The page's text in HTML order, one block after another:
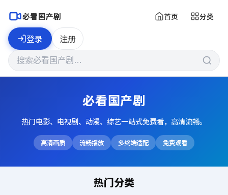
必看国产剧 首页 分类
登录 注册
必看国产剧
热门电影、电视剧、动漫、综艺一站式免费看，高清流畅。
高清画质 流畅播放 多终端适配 免费观看
热门分类